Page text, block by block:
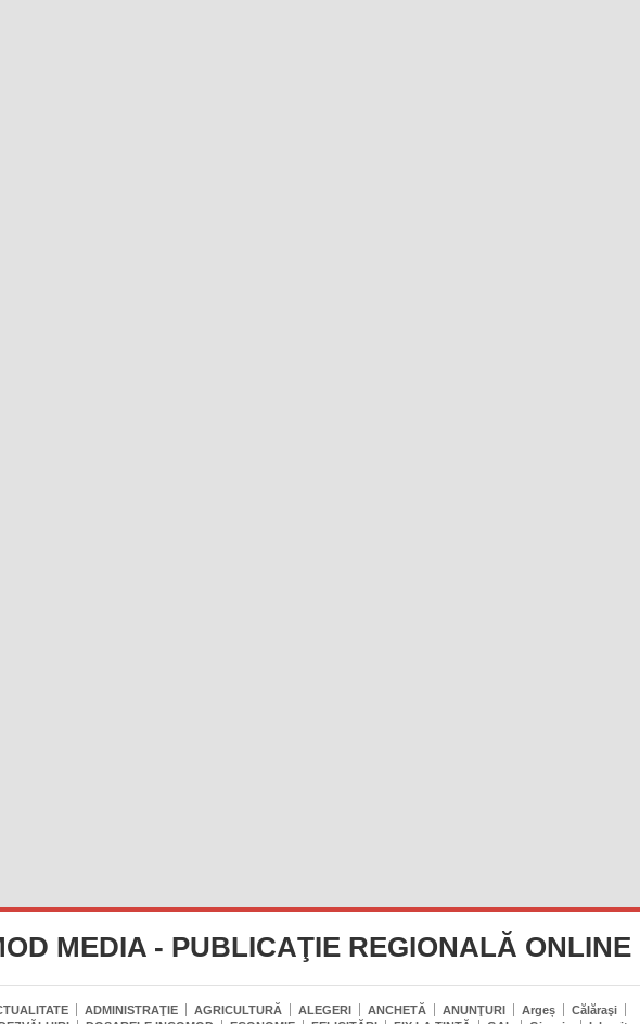
MEDIA - PUBLICAŢIE REGIONALĂ ONLINE
ADMINISTRAŢIE AGRICULTURĂ ALEGERI ANCHETĂ ANUNŢURI Argeș
Călăraşi